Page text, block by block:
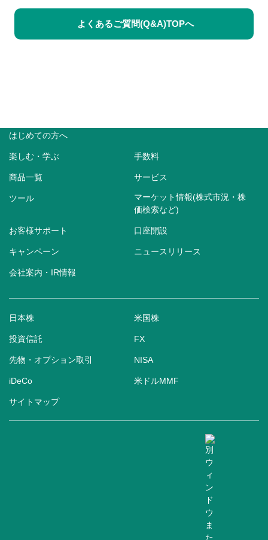
よくあるご質問(Q&A)TOPへ
はじめての方へ
楽しむ・学ぶ 手数料
商品一覧 サービス
ツール
マーケット情報(株式市況・株
価検索など)
お客様サポート 口座開設
キャンペーン ニュースリリース
会社案内・IR情報
日本株 米国株
投資信託 FX
先物・オプション取引 NISA
iDeCo 米ドルMMF
サイトマップ